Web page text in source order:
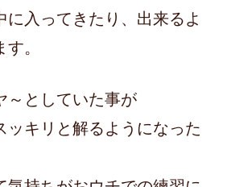
に入ってきたり、出来るよ
。
～としていた事が
ッキリと解るようになった